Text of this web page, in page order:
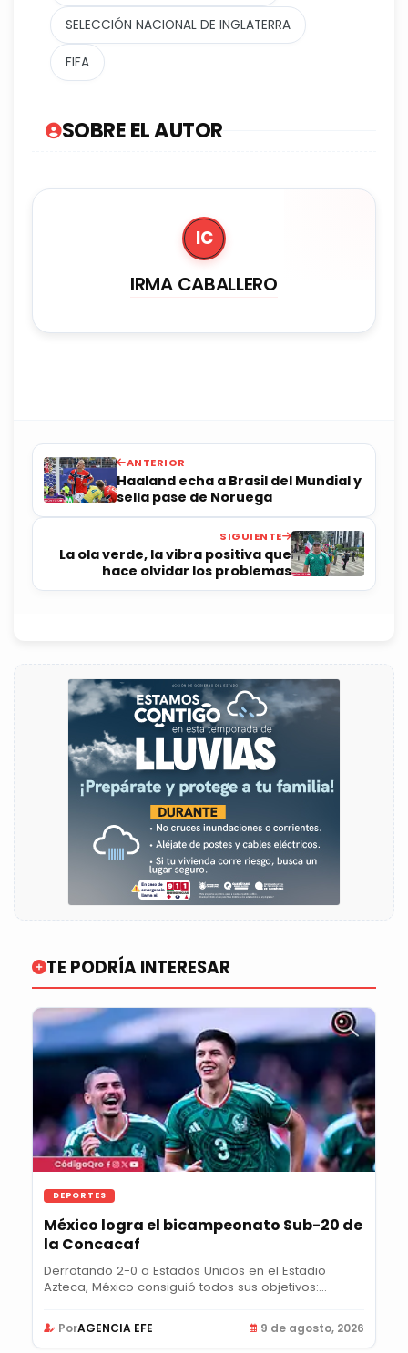
SELECCIÓN NACIONAL DE INGLATERRA
FIFA
SOBRE EL AUTOR
IC
IRMA CABALLERO
ANTERIOR
Haaland echa a Brasil del Mundial y
sella pase de Noruega
SIGUIENTE
La ola verde, la vibra positiva que
hace olvidar los problemas
TE PODRÍA INTERESAR
DEPORTES
México logra el bicampeonato Sub-20 de
la Concacaf
Derrotando 2-0 a Estados Unidos en el Estadio
Azteca, México consiguió todos sus objetivos:...
PorAGENCIA EFE 9 de agosto, 2026